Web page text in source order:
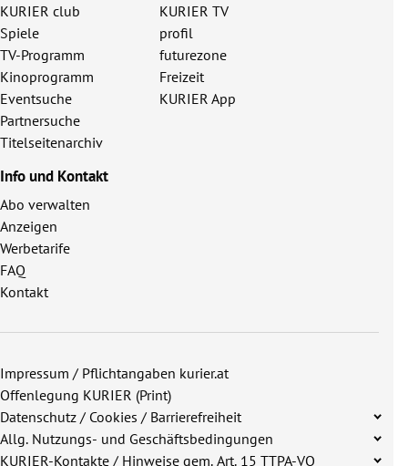
KURIER club
Spiele
TV-Programm
Kinoprogramm
Eventsuche
Partnersuche
Titelseitenarchiv
KURIER TV
profil
futurezone
Freizeit
KURIER App
Info und Kontakt
Abo verwalten
Anzeigen
Werbetarife
FAQ
Kontakt
Impressum / Pflichtangaben kurier.at
Offenlegung KURIER (Print)
Datenschutz / Cookies / Barrierefreiheit
Allg. Nutzungs- und Geschäftsbedingungen
KURIER-Kontakte / Hinweise gem. Art. 15 TTPA-VO